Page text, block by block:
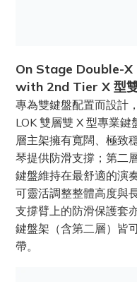
On Stage Double-
with 2nd Tier X 型
專為雙鍵盤配置而設計
LOK 雙層雙 X 型專業
層主架擁有寬闊、極致
琴提供防滑支撐；第二
鍵盤維持在最舒適的演
可靈活調整整體高度與
支撐臂上的防滑保護套
鍵盤架（含第二層）皆
帶。